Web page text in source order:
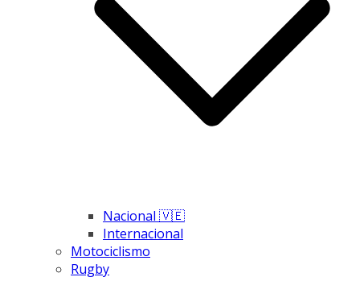
Nacional 🇻🇪
Internacional
Motociclismo
Rugby